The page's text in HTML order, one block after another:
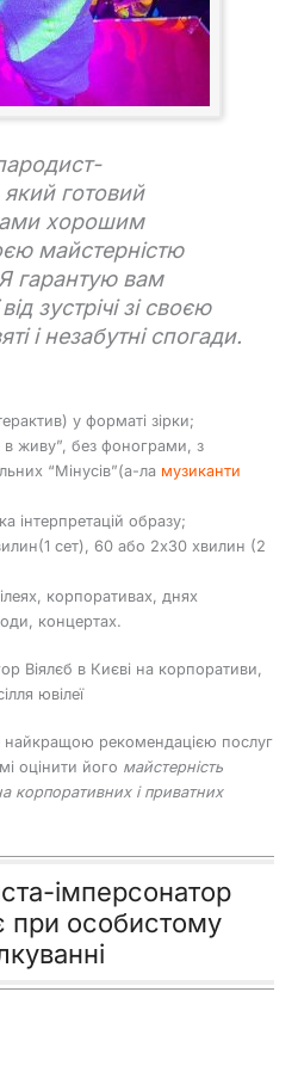
готовий
хорошим
майстерністю
гарантую вам
зустрічі зі своєю
і незабутні спогади.
у форматі зірки;
в живу”, без фонограми, з
“Мінусів”(а-ла музиканти
інтерпретацій образу;
сет), 60 або 2х30 хвилин (2
корпоративах, днях
концертах.
Віялєб в Києві на корпоративи,
ювілеї
найкращою рекомендацією послуг
оцінити його майстерність
корпоративних і приватних
імперсонатор
при особистому